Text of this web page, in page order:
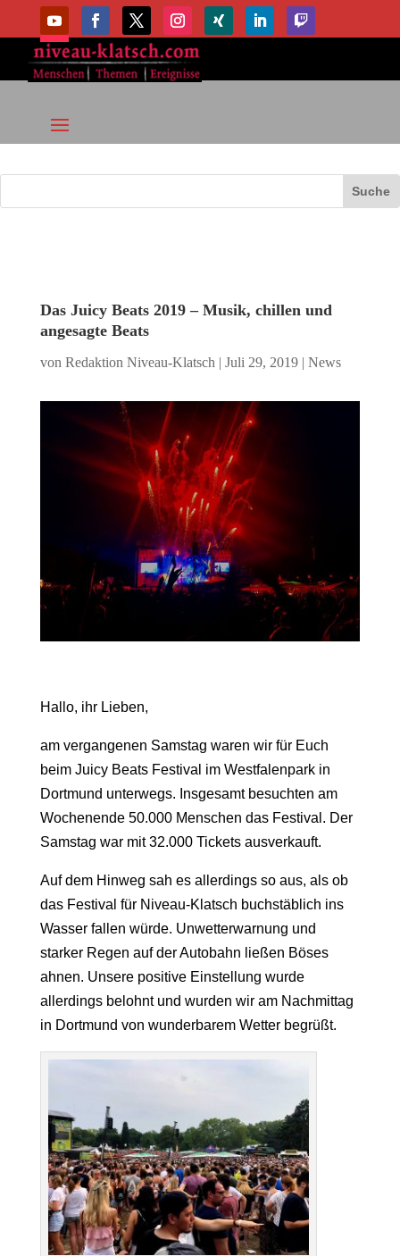
Das Juicy Beats 2019 – Musik, chillen und
angesagte Beats
von Redaktion Niveau-Klatsch | Juli 29, 2019| News
Hallo, ihr Lieben,
am vergangenen Samstag waren wir für Euch
beim Juicy Beats Festival im Westfalenpark in
Dortmund unterwegs. Insgesamt besuchten am
Wochenende 50.000 Menschen das Festival. Der
Samstag war mit 32.000 Tickets ausverkauft.
Auf dem Hinweg sah es allerdings so aus, als ob
das Festival für Niveau-K latsch buchstäblich ins
Wasser fallen würde. Unwetterwarnung und
starker Regen auf der Autobahn ließen Böses
ahnen. Unsere positive Einstellung wurde
allerdings belohnt und wurden wir am Nachmittag
in Dortmund von wunderbaremWetter begrüßt.